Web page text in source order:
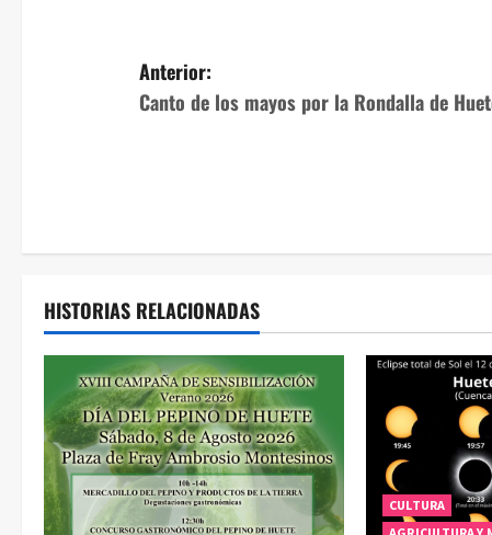
N
a
g
a
c
i
ó
n
Anterior:
Canto de los mayos por la Rondalla de
HISTORIAS RELACIONADAS
CULTURA